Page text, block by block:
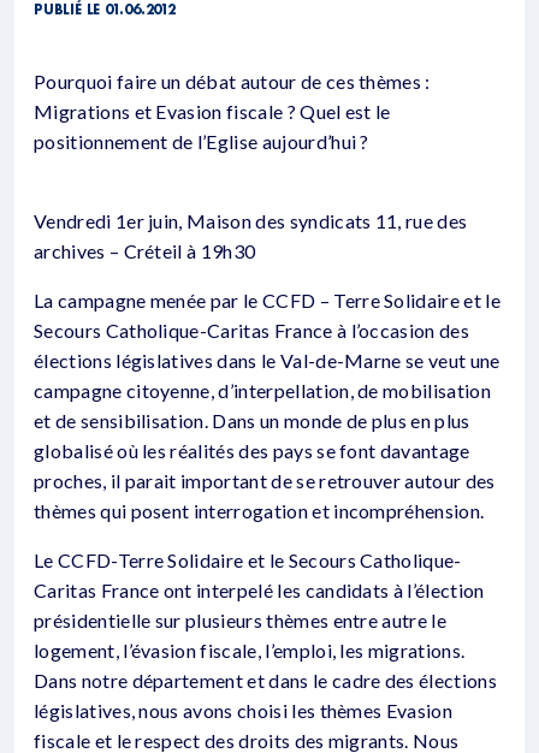
PUBLIÉ LE 01.06.2012
Pourquoi faire un débat autour de ces thèmes :
Migrations et Evasion fiscale ? Quel est le
positionnement de l’Eglise aujourd’hui ?
Vendredi 1er juin, Maison des syndicats 11, rue des
archives – Créteil à 19h30
La campagne menée par le CCFD – Terre Solidaire et le
Secours Catholique-Caritas France à l’occasion des
élections législatives dans le Val-de-Marne se veut une
campagne citoyenne, d’interpellation, de mobilisation
et de sensibilisation. Dans un monde de plus en plus
globalisé où les réalités des pays se font davantage
proches, il parait important de se retrouver autour des
thèmes qui posent interrogation et incompréhension.
Le CCFD-Terre Solidaire et le Secours Catholique-
Caritas France ont interpelé les candidats à l’élection
présidentielle sur plusieurs thèmes entre autre le
logement, l’évasion fiscale, l’emploi, les migrations.
Dans notre département et dans le cadre des élections
législatives, nous avons choisi les thèmes Evasion
fiscale et le respect des droits des migrants. Nous